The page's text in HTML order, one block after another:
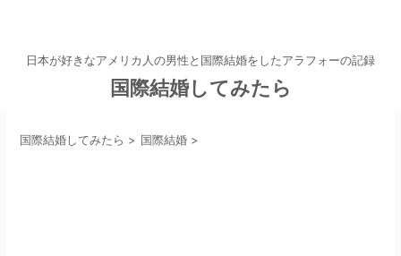
日本が好きなアメリカ人の男性と国際結婚をしたアラフォーの記録
国際結婚してみたら
国際結婚してみたら > 国際結婚 >